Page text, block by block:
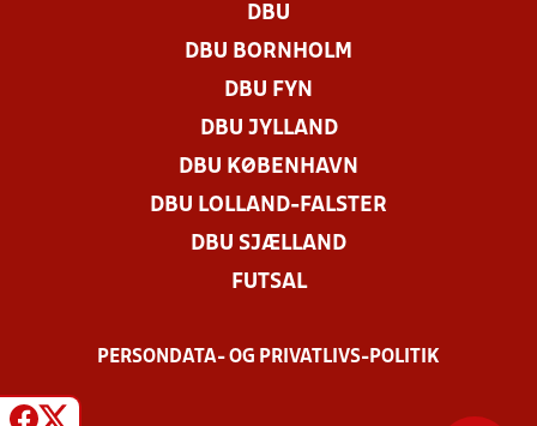
DBU
DBU BORNHOLM
DBU FYN
DBU JYLLAND
DBU KØBENHAVN
DBU LOLLAND-FALSTER
DBU SJÆLLAND
FUTSAL
PERSONDATA- OG PRIVATLIVS-POLITIK